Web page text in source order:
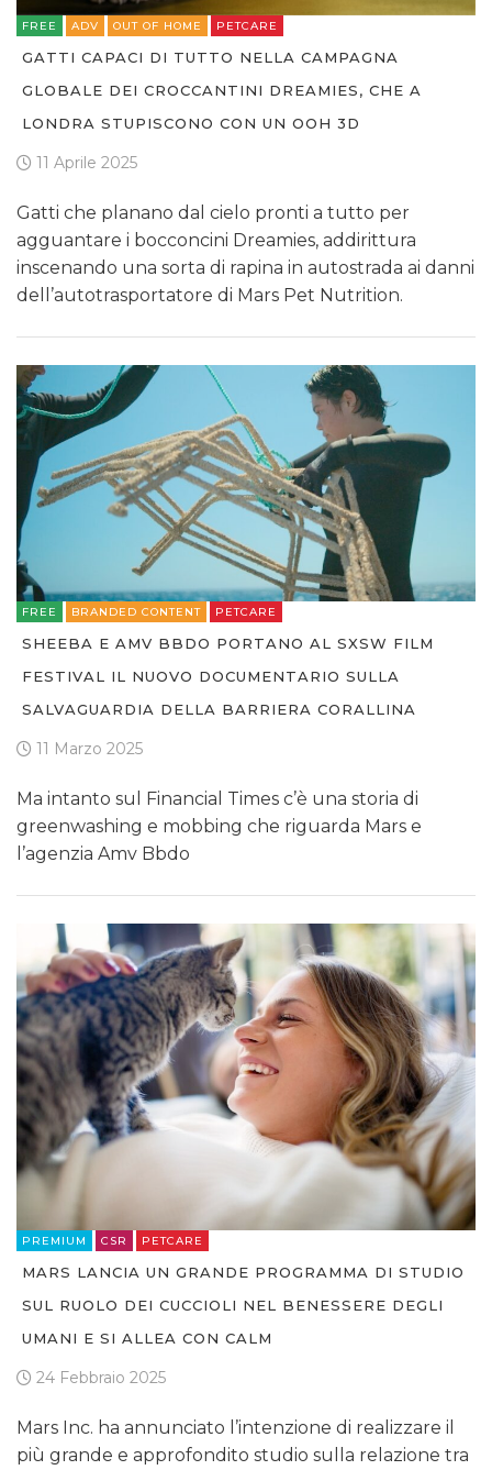
FREE ADV OUT OF HOME PETCARE
GATTI CAPACI DI TUTTO NELLA CAMPAGNA
GLOBALE DEI CROCCANTINI DREAMIES, CHE A
LONDRA STUPISCONO CON UN OOH 3D
11 Aprile 2025
Gatti che planano dal cielo pronti a tutto per
agguantare i bocconcini Dreamies, addirittura
inscenando una sorta di rapina in autostrada ai danni
dell’autotrasportatore di Mars Pet Nutrition.
FREE BRANDED CONTENT PETCARE
SHEEBA E AMV BBDO PORTANO AL SXSW FILM
FESTIVAL IL NUOVO DOCUMENTARIO SULLA
SALVAGUARDIA DELLA BARRIERA CORALLINA
11 Marzo 2025
Ma intanto sul Financial Times c’è una storia di
greenwashing e mobbing che riguarda Mars e
l’agenzia Amv Bbdo
PREMIUM CSR PETCARE
MARS LANCIA UN GRANDE PROGRAMMA DI STUDIO
SUL RUOLO DEI CUCCIOLI NEL BENESSERE DEGLI
UMANI E SI ALLEA CON CALM
24 Febbraio 2025
Mars Inc. ha annunciato l’intenzione di realizzare il
più grande e approfondito studio sulla relazione tra